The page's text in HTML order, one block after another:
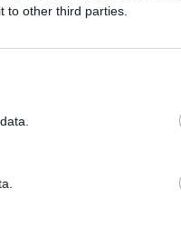
to other third parties.